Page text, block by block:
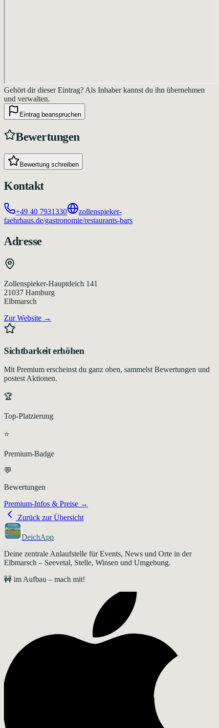
Gehört dir dieser Eintrag? Als Inhaber kannst du ihn übernehmen
und verwalten.
Eintrag beanspruchen
Bewertungen
Bewertung schreiben
Kontakt
+49 40 7931330
zollenspieker-
faehrhaus.de/gastronomie/restaurants-bars
Adresse
Zollenspieker-Hauptdeich 141
21037 Hamburg
Elbmarsch
Zur Website →
Sichtbarkeit erhöhen
Mit Premium erscheinst du ganz oben, sammelst Bewertungen und
postest Aktionen.
🏆
Top-Platzierung
⭐
Premium-Badge
💬
Bewertungen
Premium-Infos & Preise →
Zurück zur Übersicht
DeichApp
Deine zentrale Anlaufstelle für Events, News und Orte in der
Elbmarsch – Seevetal, Stelle, Winsen und Umgebung.
🚧 im Aufbau – mach mit!